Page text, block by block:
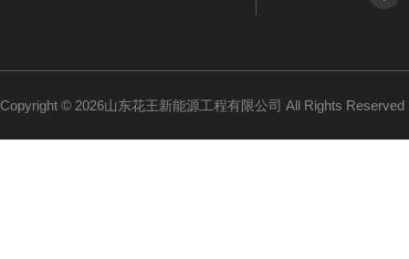
Copyright © 2026山东花王新能源工程有限公司 All Rights